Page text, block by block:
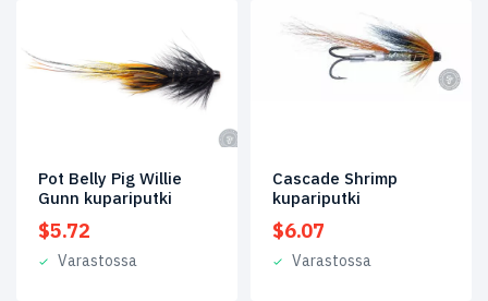
Pot Belly Pig Willie
Gunn kupariputki
$5.72
Varastossa
Cascade Shrimp
kupariputki
$6.07
Varastossa